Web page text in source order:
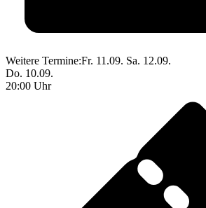
Weitere Termine:Fr. 11.09. Sa. 12.09.
Do. 10.09.
20:00 Uhr